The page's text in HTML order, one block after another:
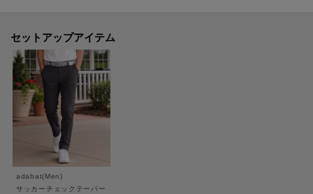
のが特徴です。
【仕様】
・ポケット数：横×2 内側×1
・裏地なし
※この商品はサンプルを使用して撮影しております。デザインや配色などが
実際の商品とは一部異なる場合がございますのでご了承ください。
セットアップアイテム
adabat(Men)
サッカーチェックテーパードパンツ